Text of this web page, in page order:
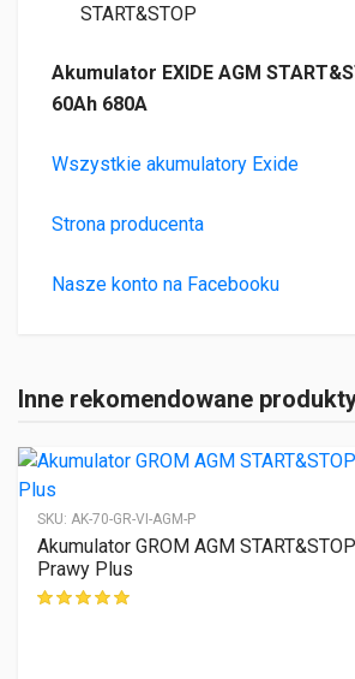
START&STOP
Akumulator EXIDE AGM
60Ah 680A
Wszystkie akumulatory Exide
Strona producenta
Nasze konto na Facebooku
Inne rekomendowane
SKU: AK-70-GR-VI-AGM-P
Akumulator GROM AGM
Prawy Plus